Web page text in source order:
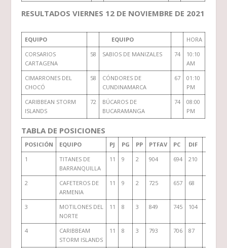
RESULTADOS VIERNES 12 DE NOVIEMBRE DE 2021
EQUIPO EQUIPO
HORA
CORSARIOS
CARTAGENA
58 SABIOS DE MANIZALES 74
10:10
AM
CIMARRONES DEL
CHOCÓ
58
CÓNDORES DE
CUNDINAMARCA
67
01:10
PM
CARIBBEAN STORM
ISLANDS
72
BÚCAROS DE
BUCARAMANGA
74
08:00
PM
TABLA DE POSICIONES
POSICIÓN EQUIPO PJ PG PP PTFAV PC DIF
1
TITANES DE
BARRANQUILLA
11 9 2 904 694 210
2
CAFETEROS DE
ARMENIA
11 9 2 725 657 68
3
MOTILONES DEL
NORTE
11 8 3 849 745 104
4
CARIBBEAM
STORM ISLANDS
11 8 3 793 706 87